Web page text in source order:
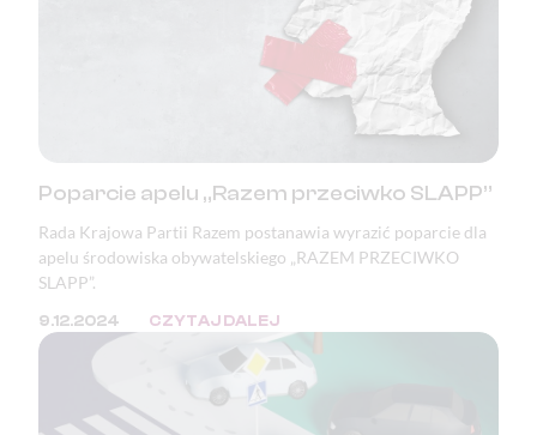
Poparcie apelu „Razem przeciwko SLAPP”
Rada Krajowa Partii Razem postanawia wyrazić poparcie dla
apelu środowiska obywatelskiego „RAZEM PRZECIWKO
SLAPP”.
9.12.2024 CZYTAJ DALEJ